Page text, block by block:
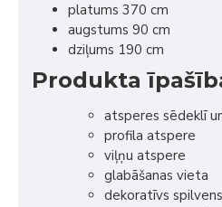
platums 370 cm
augstums 90 cm
dziļums 190 cm
Produkta
atsperes sēdeklī
profila atspere
viļņu atspere
glabāšanas vieta
dekoratīvs spilvens